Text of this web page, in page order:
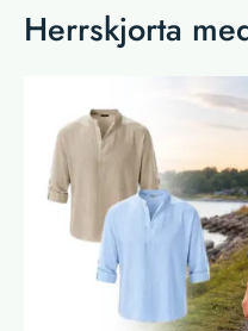
Herrskjorta